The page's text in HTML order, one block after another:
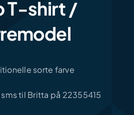
T-shirt /
sorte farve
til Britta på 22355415